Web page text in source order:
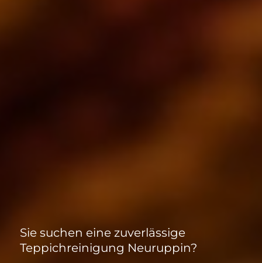
Sie suchen eine zuverlässige
Teppichreinigung Neuruppin?